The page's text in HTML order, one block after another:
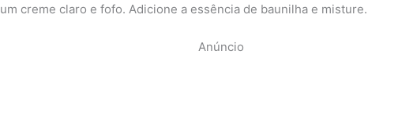
um creme claro e fofo. Adicione a essência de baunilha e misture.
Anúncio